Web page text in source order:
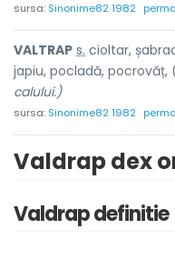
sursa: Sinonime82 1982
VALTRAP s. cioltar,
japiu, pocladă, pocrovăț, (
calului.)
sursa: Sinonime82 1982
Valdrap dex
Valdrap definitie